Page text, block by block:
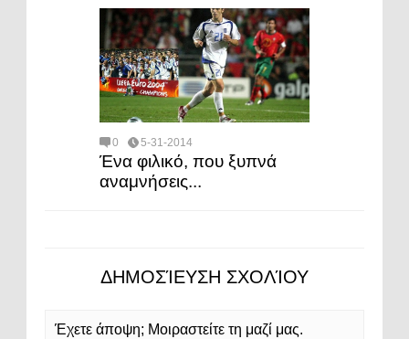
0 5-31-2014
Ένα φιλικό, που ξυπνά
αναμνήσεις...
ΔΗΜΟΣΊΕΥΣΗ ΣΧΟΛΊΟΥ
Έχετε άποψη; Μοιραστείτε τη μαζί μας.